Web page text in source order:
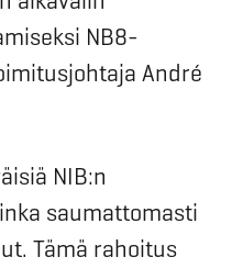
NB8-
André
NIB:n
saumattomasti
Tämä rahoitus